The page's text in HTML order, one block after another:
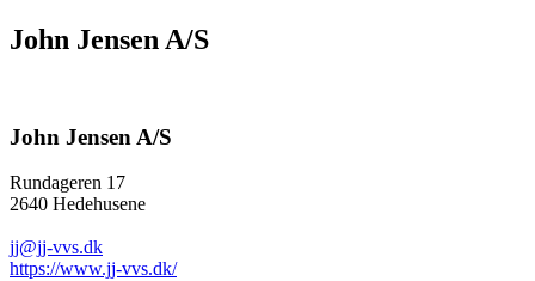
John Jensen A/S
John Jensen A/S
Rundageren 17
2640 Hedehusene
jj@jj-vvs.dk
https://www.jj-vvs.dk/